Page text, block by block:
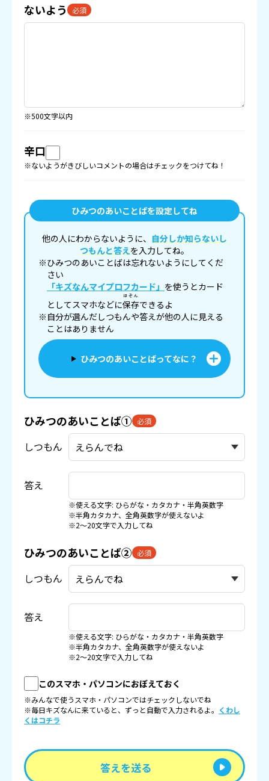
ないよう 必須
※500文字以内
辛口
※ないようがきびしいコメントの場合はチェックをつけてね！
ひみつのあいことばを設定してね
他の人にわからないように、 自分しか知らないし
つもんと答えを入力してね。
※ひみつのあいことばは忘れないようにしてくだ
さい
「キズなんマイプロフカード」 を使うとカード
としてスマホなどに保存
ほぞん
できるよ
※自分が選んだしつもんや答えが他の人に見える
ことはありません
ひみつのあいことばってなに？
ひみつのあいことば① 必須
しつもん
答え
※使える文字: ひらがな・カタカナ・半角英数字
※半角カタカナ、全角英数字が使えないよ
※2〜20文字で入力してね
ひみつのあいことば② 必須
しつもん
答え
※使える文字: ひらがな・カタカナ・半角英数字
※半角カタカナ、全角英数字が使えないよ
※2〜20文字で入力してね
このスマホ・パソコンにおぼえておく
※みんなで使うスマホ・パソコンではチェックしないでね
※毎日キズなんに来ていると、ずっと自動で入力されるよ。 くわし
くはコチラ
答えを送る